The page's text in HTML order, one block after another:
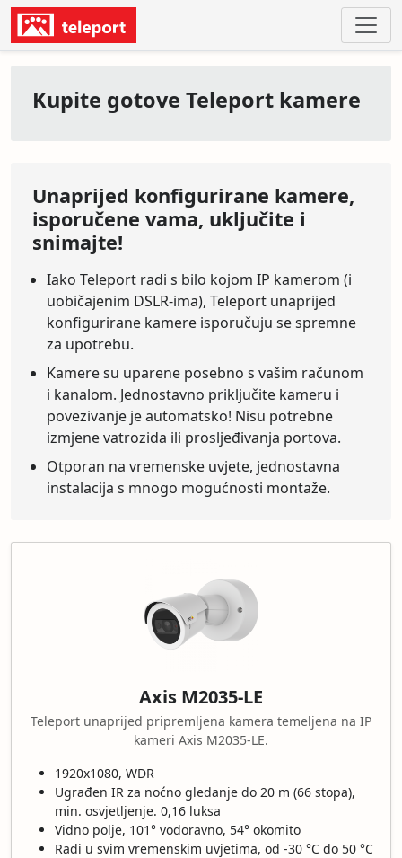
Kupite gotove Teleport kamere
Unaprijed konfigurirane kamere,
isporučene vama, uključite i
snimajte!
Iako Teleport radi s bilo kojom IP kamerom (i
uobičajenim DSLR-ima), Teleport unaprijed
konfigurirane kamere isporučuju se spremne
za upotrebu.
Kamere su uparene posebno s vašim računom
i kanalom. Jednostavno priključite kameru i
povezivanje je automatsko! Nisu potrebne
izmjene vatrozida ili prosljeđivanja portova.
Otporan na vremenske uvjete, jednostavna
instalacija s mnogo mogućnosti montaže.
Axis M2035-LE
Teleport unaprijed pripremljena kamera temeljena na IP
kameri Axis M2035-LE.
1920x1080, WDR
Ugrađen IR za noćno gledanje do 20 m (66 stopa),
min. osvjetljenje. 0,16 luksa
Vidno polje, 101° vodoravno, 54° okomito
Radi u svim vremenskim uvjetima, od -30 °C do 50 °C